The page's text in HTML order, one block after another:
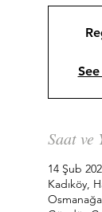
Saat ve
14 Şub
Kadıköy,